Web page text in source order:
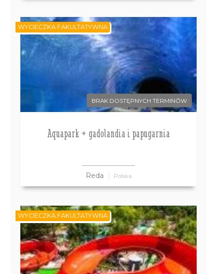
BRAK DOSTĘPNYCH TERMINÓW
Aquapark + gadolandia i papugarnia
Reda Polska
WYCIECZKA FAKULTATYWNA
WYCIECZKA FAKULTATYWNA